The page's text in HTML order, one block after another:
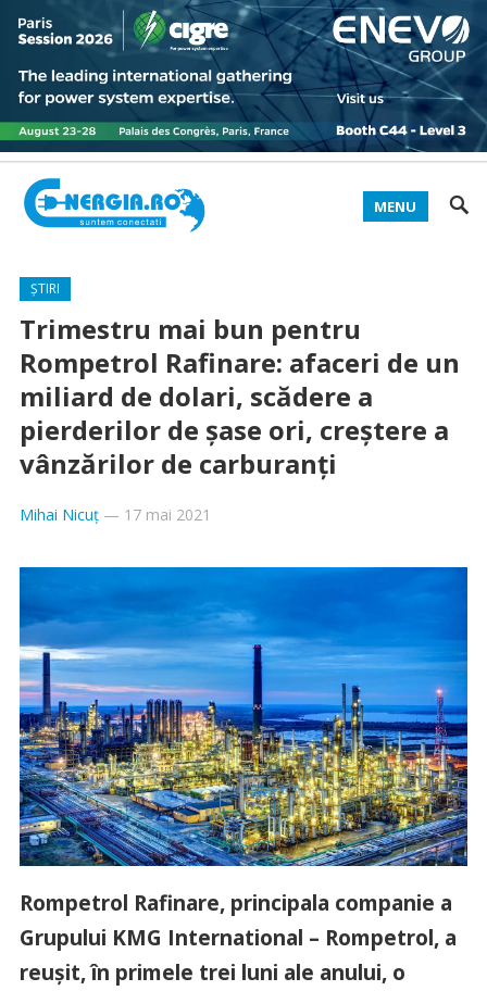
MENU
ȘTIRI
Trimestru mai bun pentru
Rompetrol Rafinare: afaceri de un
miliard de dolari, scădere a
pierderilor de șase ori, creștere a
vânzărilor de carburanți
Mihai Nicuț— 17 mai 2021
Rompetrol Rafinare, principala companie a
Grupului KMG International – Rompetrol, a
reușit, în primele trei luni ale anului, o